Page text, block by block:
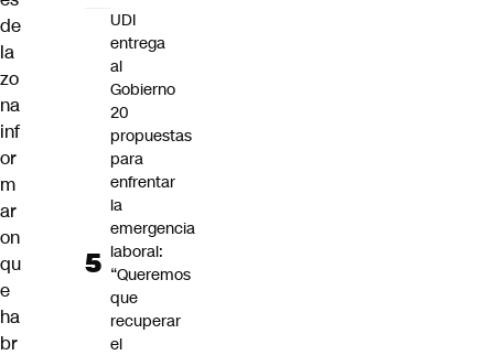
de
la
zo
na
inf
or
m
ar
on
qu
e
ha
br
UDI
entrega
al
Gobierno
20
propuestas
para
enfrentar
la
emergencia
laboral:
“Queremos
que
recuperar
el